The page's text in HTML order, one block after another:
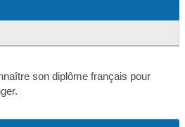
son diplôme français pour